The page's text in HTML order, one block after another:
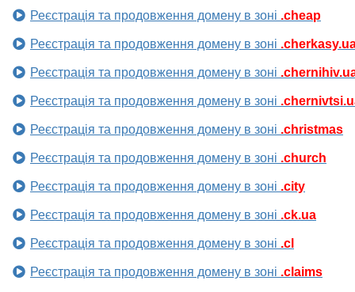
Реєстрація та продовження домену в зоні .cheap
Реєстрація та продовження домену в зоні
Реєстрація та продовження домену в зоні
Реєстрація та продовження домену в зоні
Реєстрація та продовження домену в зоні .christmas
Реєстрація та продовження домену в зоні .church
Реєстрація та продовження домену в зоні .city
Реєстрація та продовження домену в зоні .ck.ua
Реєстрація та продовження домену в зоні .cl
Реєстрація та продовження домену в зоні .claims